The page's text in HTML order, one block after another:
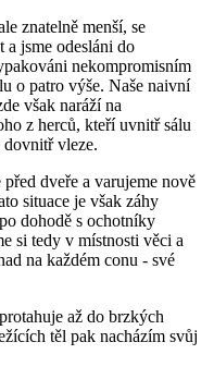
znatelně menší, se
a jsme odesláni do
nekompromisním
o patro výše. Naše naivní
však naráží na
z herců, kteří uvnitř sálu
vleze.
dveře a varujeme nově
situace je však záhy
dohodě s ochotníky
si tedy v místnosti věci a
na každém conu - své
až do brzkých
těl pak nacházím svůj